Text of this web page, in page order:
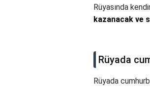
Rüyasında
kazanacak ve
Rüyada
Rüyada